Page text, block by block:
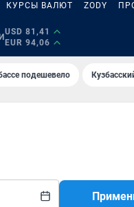
КУРСЫ ВАЛЮТ ZODY
USD 81,41
EUR 94,06
подешевело